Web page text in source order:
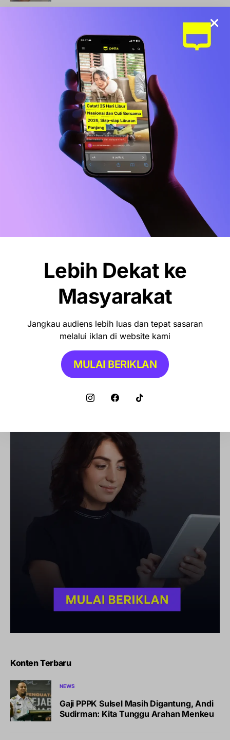
Sports Station Gelar Diskon Beli 1 Gratis
1, Ini Syarat dan Cara Klaimnya
OLAHRAGA
Debut Manis Mitchell Baker, Hattrick
Bawa Indonesia Gulung Kamboja 5-1
NEWS
Pemkot Makassar Tunda Sanksi
Pemilahan Sampah, Pilih Cara Ini Dulu
Konten Terbaru
NEWS
Gaji PPPK Sulsel Masih Digantung, Andi
Sudirman: Kita Tunggu Arahan Menkeu
Lebih Dekat ke
Masyarakat
Jangkau audiens lebih luas dan tepat sasaran
melalui iklan di website kami
MULAI BERIKLAN